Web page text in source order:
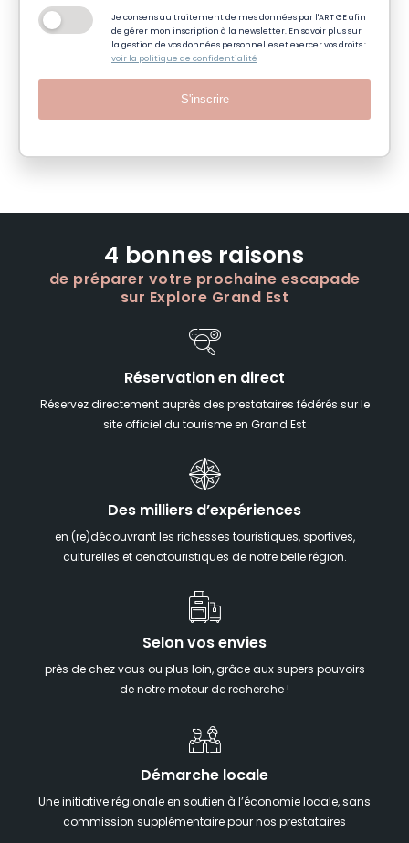
Je consens au traitement de mes données par l'ART GE afin
de gérer mon inscription à la newsletter. En savoir plus sur
la gestion de vos données personnelles et exercer vos droits :
voir la politique de confidentialité
S'inscrire
4 bonnes raisons
de préparer votre prochaine escapade
sur Explore Grand Est
Réservation en direct
Réservez directement auprès des prestataires fédérés sur le
site officiel du tourisme en Grand Est
Des milliers d’expériences
en (re)découvrant les richesses touristiques, sportives,
culturelles et oenotouristiques de notre belle région.
Selon vos envies
près de chez vous ou plus loin, grâce aux supers pouvoirs
de notre moteur de recherche !
Démarche locale
Une initiative régionale en soutien à l’économie locale, sans
commission supplémentaire pour nos prestataires